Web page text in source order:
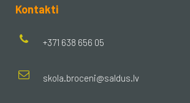
Kontakti
+371 638 656 05
skola.broceni@saldus.lv